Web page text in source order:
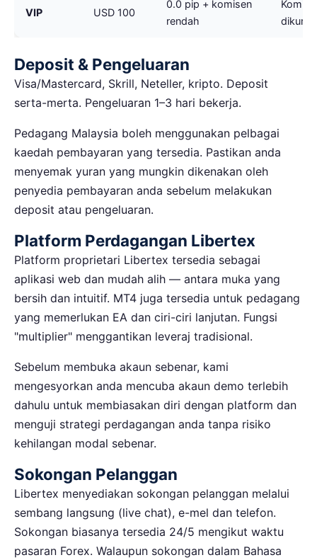
VIP USD 100
0.0 pip + komisen
rendah
Deposit & Pengeluaran
Visa/Mastercard, Skrill, Neteller, kripto. Deposit
serta-merta. Pengeluaran 1–3 hari bekerja.
Pedagang Malaysia boleh menggunakan pelbagai
kaedah pembayaran yang tersedia. Pastikan anda
menyemak yuran yang mungkin dikenakan oleh
penyedia pembayaran anda sebelum melakukan
deposit atau pengeluaran.
Platform Perdagangan Libertex
Platform proprietari Libertex tersedia sebagai
aplikasi web dan mudah alih — antara muka yang
bersih dan intuitif. MT4 juga tersedia untuk pedagang
yang memerlukan EA dan ciri-ciri lanjutan. Fungsi
"multiplier" menggantikan leveraj tradisional.
Sebelum membuka akaun sebenar, kami
mengesyorkan anda mencuba akaun demo terlebih
dahulu untuk membiasakan diri dengan platform dan
menguji strategi perdagangan anda tanpa risiko
kehilangan modal sebenar.
Sokongan Pelanggan
Libertex menyediakan sokongan pelanggan melalui
sembang langsung (live chat), e-mel dan telefon.
Sokongan biasanya tersedia 24/5 mengikut waktu
pasaran Forex. Walaupun sokongan dalam Bahasa